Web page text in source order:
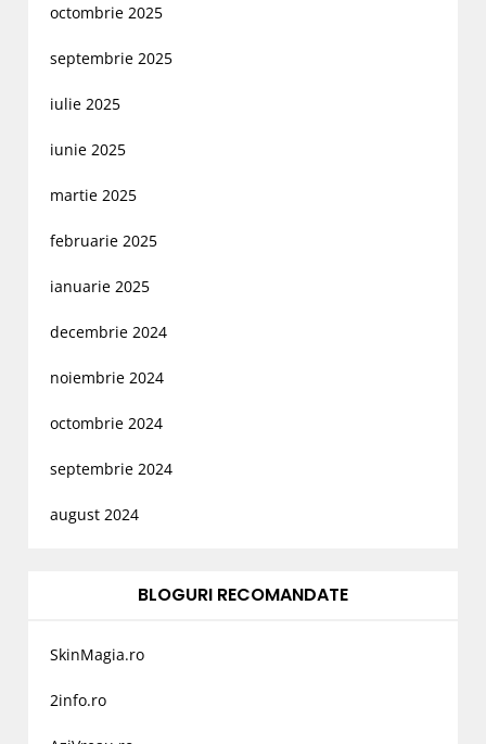
octombrie 2025
septembrie 2025
iulie 2025
iunie 2025
martie 2025
februarie 2025
ianuarie 2025
decembrie 2024
noiembrie 2024
octombrie 2024
septembrie 2024
august 2024
BLOGURI RECOMANDATE
SkinMagia.ro
2info.ro